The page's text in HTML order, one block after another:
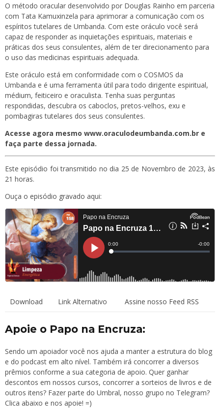
O método oracular desenvolvido por Douglas Rainho em parceria
com Tata Kamuxinzela para aprimorar a comunicação com os
espíritos tutelares de Umbanda. Com este oráculo você será
capaz de responder as inquietações espirituais, materiais e
práticas dos seus consulentes, além de ter direcionamento para
o uso das medicinas espirituais adequada.
Este oráculo está em conformidade com o COSMOS da
Umbanda e é uma ferramenta útil para todo dirigente espiritual,
médium, feiticeiro e oraculista. Tenha suas perguntas
respondidas, descubra os caboclos, pretos-velhos, exu e
pombagiras tutelares dos seus consulentes.
Acesse agora mesmo www.oraculodeumbanda.com.br e
faça parte dessa jornada.
Este episódio foi transmitido no dia 25 de Novembro de 2023, às
21 horas.
Ouça o episódio gravado aqui:
Download Link Alternativo Assine nosso Feed RSS
Apoie o Papo na Encruza:
Sendo um apoiador você nos ajuda a manter a estrutura do blog
e do podcast em alto nível. Também irá concorrer a diversos
prêmios conforme a sua categoria de apoio. Quer ganhar
descontos em nossos cursos, concorrer a sorteios de livros e de
outros itens? Fazer parte do Umbral, nosso grupo no Telegram?
Clica abaixo e nos apoie! =)